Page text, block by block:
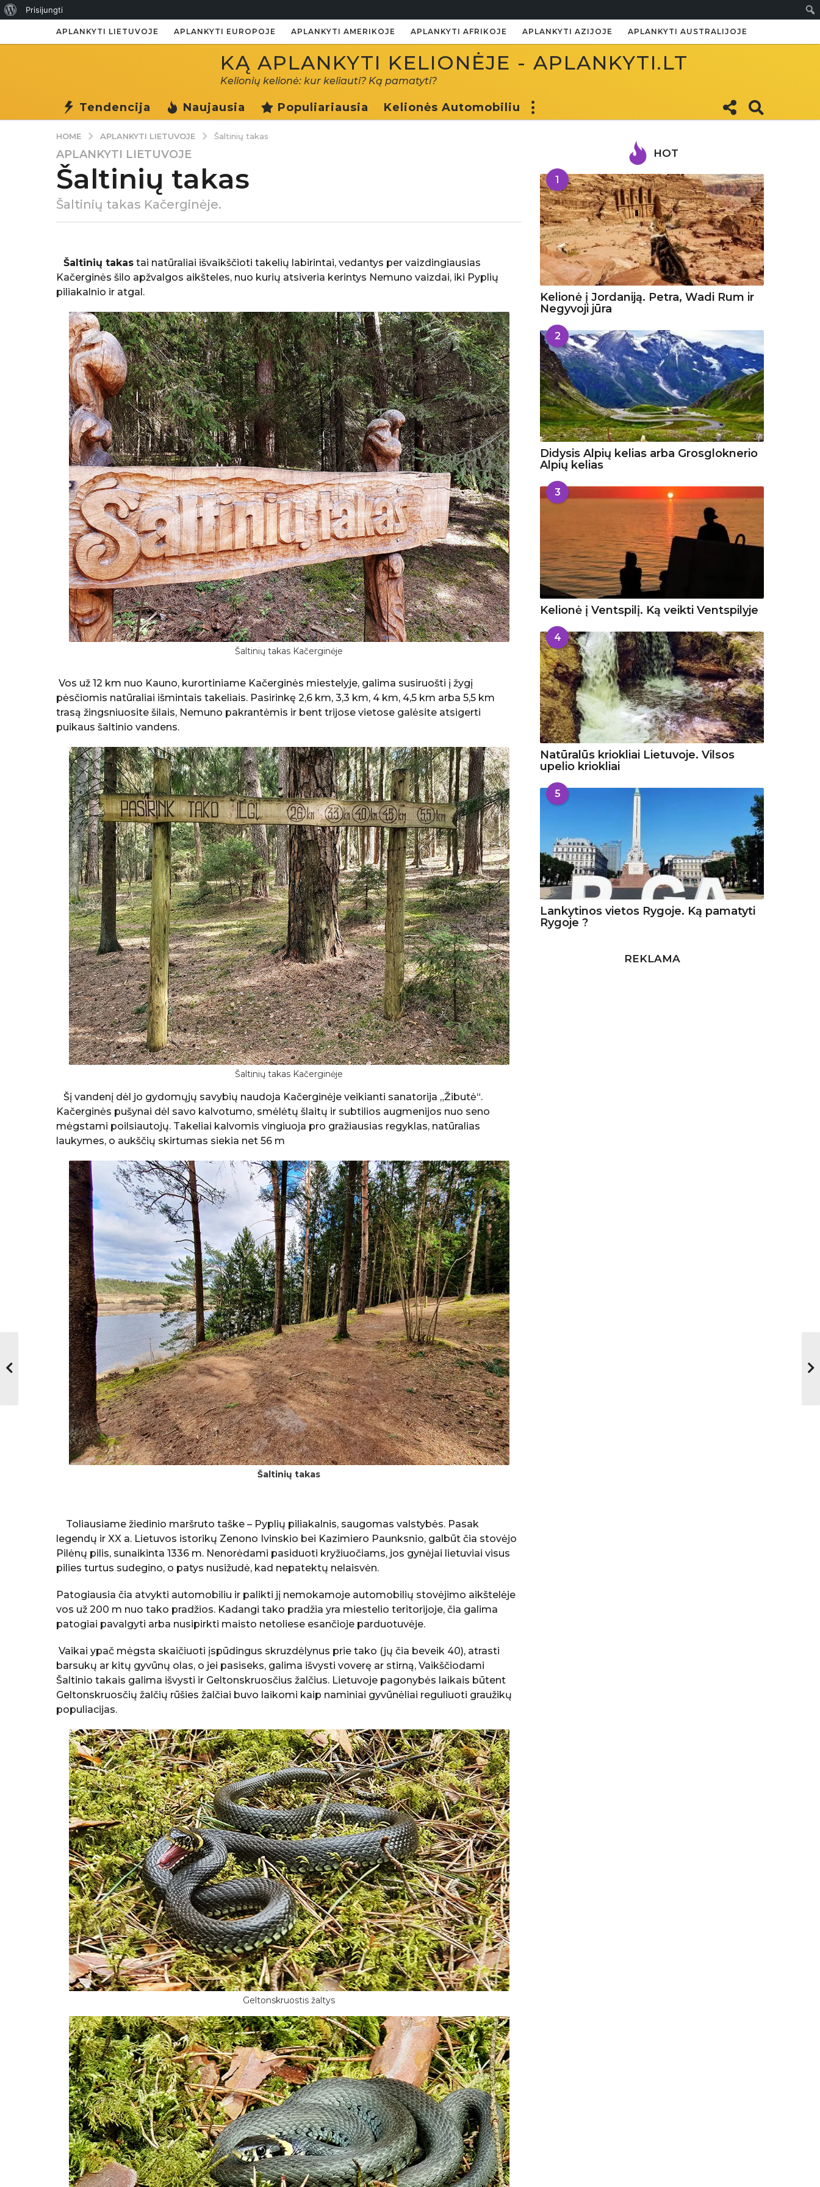
ApiePrisijungti
APLANKYTI LIETUVOJE APLANKYTI EUROPOJE APLANKYTI AMERIKOJE APLANKYTI AFRIKOJE APLANKYTI AZIJOJE APLANKYTI AUSTRALIJOJE
KĄ APLANKYTI KELIONĖJE - APLANKYTI.LT
Kelionių kelionė: kur keliauti? Ką pamatyti?
Tendencija Naujausia Populiariausia Kelionės Automobiliu
HOME APLANKYTI LIETUVOJE Šaltinių takas
6
m
.
a
m
.
g
APLANKYTI LIETUVOJE
Šaltinių takas
Šaltinių takas Kačerginėje.
e
l
Šaltinių takas tai natūraliai išvaikščioti takelių labirintai, vedantys per vaizdingiausias
Kačerginės šilo apžvalgos aikšteles, nuo kurių atsiveria kerintys Nemuno vaizdai, iki Pyplių
piliakalnio ir atgal.
Šaltinių takas Kačerginėje
Vos už 12 km nuo Kauno, kurortiniame Kačerginės miestelyje, galima susiruošti į žygį
pėsčiomis natūraliai išmintais takeliais. Pasirinkę 2,6 km, 3,3 km, 4 km, 4,5 km arba 5,5 km
trasą žingsniuosite šilais, Nemuno pakrantėmis ir bent trijose vietose galėsite atsigerti
puikaus šaltinio vandens.
Šaltinių takas Kačerginėje
Šį vandenį dėl jo gydomųjų savybių naudoja Kačerginėje veikianti sanatorija „Žibutė“.
Kačerginės pušynai dėl savo kalvotumo, smėlėtų šlaitų ir subtilios augmenijos nuo seno
mėgstami poilsiautojų. Takeliai kalvomis vingiuoja pro gražiausias regyklas, natūralias
laukymes, o aukščių skirtumas siekia net 56 m
Šaltinių takas
Toliausiame žiedinio maršruto taške – Pyplių piliakalnis, saugomas valstybės. Pasak
legendų ir XX a. Lietuvos istorikų Zenono Ivinskio bei Kazimiero Paunksnio, galbūt čia stovėjo
Pilėnų pilis, sunaikinta 1336 m. Nenorėdami pasiduoti kryžiuočiams, jos gynėjai lietuviai visus
pilies turtus sudegino, o patys nusižudė, kad nepatektų nelaisvėn.
Patogiausia čia atvykti automobiliu ir palikti jį nemokamoje automobilių stovėjimo aikštelėje
vos už 200 m nuo tako pradžios. Kadangi tako pradžia yra miestelio teritorijoje, čia galima
patogiai pavalgyti arba nusipirkti maisto netoliese esančioje parduotuvėje.
Vaikai ypač mėgsta skaičiuoti įspūdingus skruzdėlynus prie tako (jų čia beveik 40), atrasti
barsukų ar kitų gyvūnų olas, o jei pasiseks, galima išvysti voverę ar stirną, Vaikščiodami
Šaltinio takais galima išvysti ir Geltonskruosčius žalčius. Lietuvoje pagonybės laikais būtent
Geltonskruosčių žalčių rūšies žalčiai buvo laikomi kaip naminiai gyvūnėliai reguliuoti graužikų
populiacijas.
Geltonskruostis žaltys
HOT
1
Kelionė į Jordaniją. Petra, Wadi Rum ir
Negyvoji jūra
2
Didysis Alpių kelias arba Grosgloknerio
Alpių kelias
3
Kelionė į Ventspilį. Ką veikti Ventspilyje
4
Natūralūs kriokliai Lietuvoje. Vilsos
upelio kriokliai
5
Lankytinos vietos Rygoje. Ką pamatyti
Rygoje ?
REKLAMA